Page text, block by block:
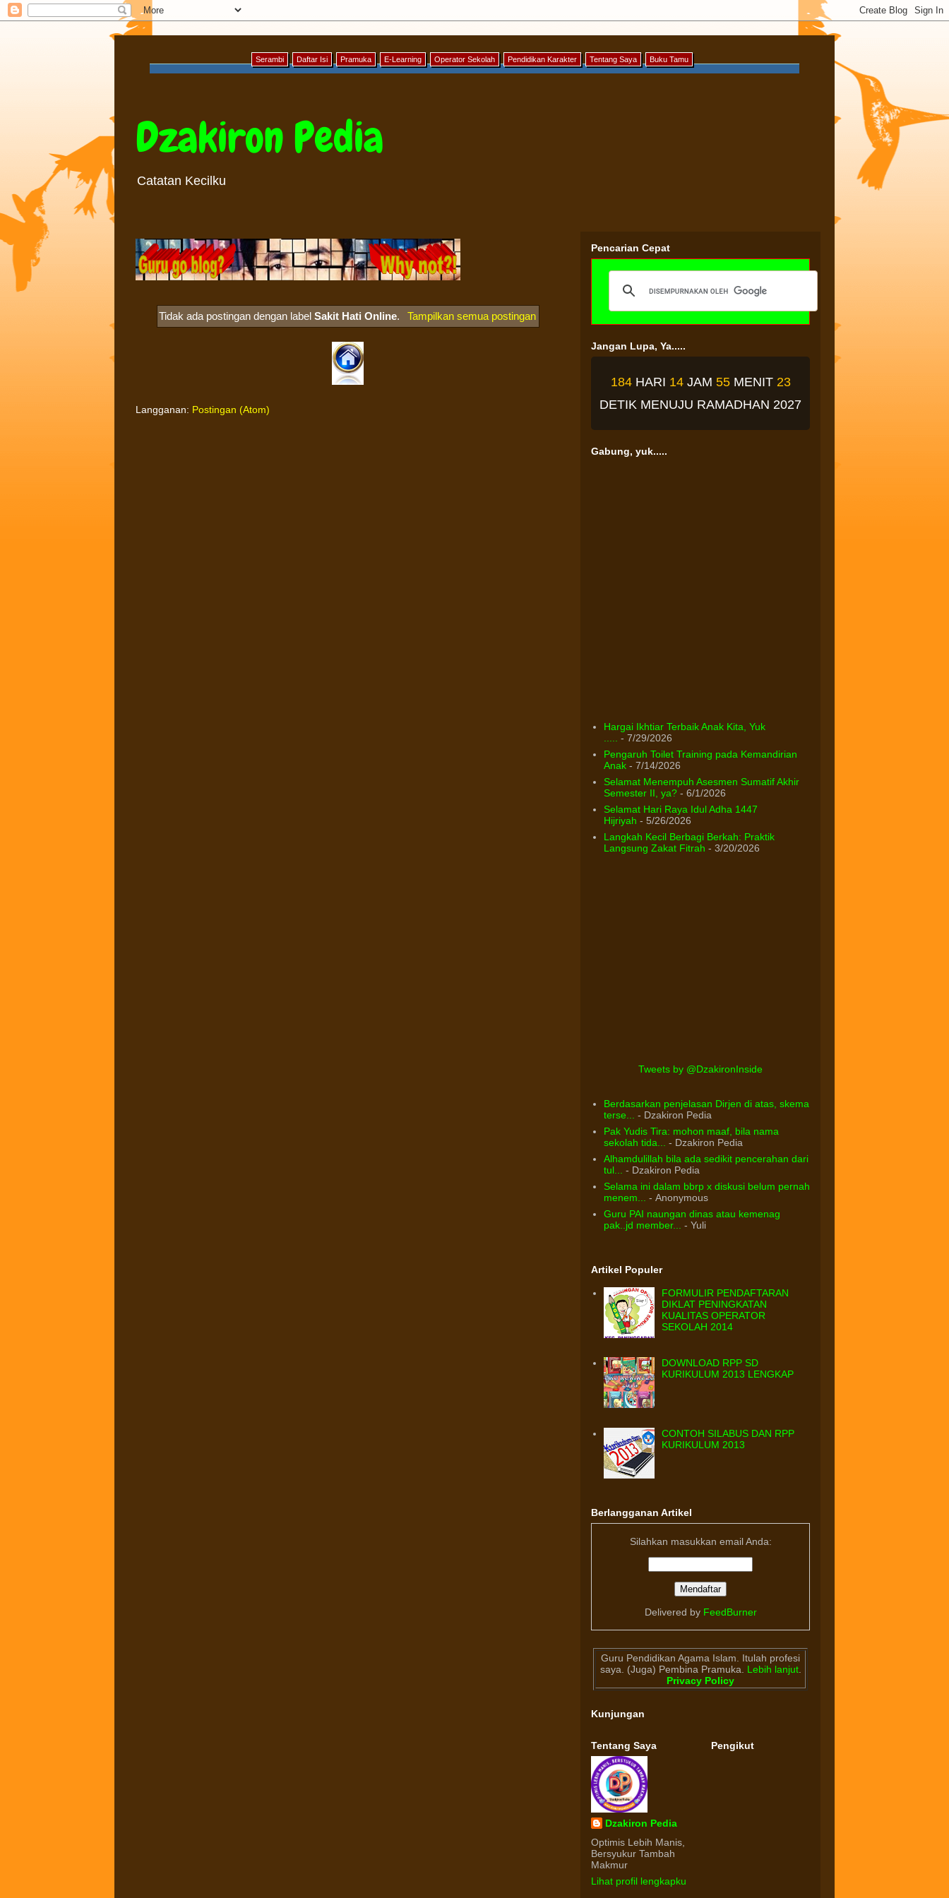
Serambi Daftar Isi Pramuka E-Learning Operator Sekolah Pendidikan Karakter Tentang Saya Buku Tamu
Dzakiron Pedia
Catatan Kecilku
Tidak ada postingan dengan labelSakit Hati Online. Tampilkan semua postingan
Langganan: Postingan (Atom)
Pencarian Cepat
Jangan Lupa, Ya.....
184 HARI 14 JAM 55 MENIT22
DETIK MENUJU RAMADHAN 2027
Gabung, yuk.....
Hargai Ikhtiar Terbaik Anak Kita, Yuk
- 7/29/2026
Pengaruh Toilet Training pada Kemandirian
Anak- 7/14/2026
Selamat Menempuh Asesmen Sumatif Akhir
Semester II, ya?- 6/1/2026
Selamat Hari Raya Idul Adha 1447
Hijriyah - 5/26/2026
Langkah Kecil Berbagi Berkah: Praktik
Langsung Zakat Fitrah - 3/20/2026
Tweets by @DzakironInside
Berdasarkan penjelasan Dirjen di atas, skema
terse...
- Dzakiron Pedia
Pak Yudis Tira: mohon maaf, bila nama
sekolah tida...
- Dzakiron Pedia
Alhamdulillah bila ada sedikit pencerahan dari
tul...
- Dzakiron Pedia
Selama ini dalam bbrp x diskusi belum pernah
menem...
- Anonymous
Guru PAI naungan dinas atau kemenag
pak..jd member...
- Yuli
Artikel Populer
FORMULIR PENDAFTARAN
DIKLAT PENINGKATAN
KUALITAS OPERATOR
SEKOLAH 2014
DOWNLOAD RPP SD
KURIKULUM 2013 LENGKAP
CONTOH SILABUS DAN RPP
KURIKULUM 2013
Berlangganan Artikel
Silahkan masukkan email Anda:
Delivered by FeedBurner
Guru Pendidikan Agama Islam. Itulah profesi
saya. (Juga) Pembina Pramuka.
Lebih lanjut.
Privacy Policy
Kunjungan
Tentang Saya
Dzakiron Pedia
Optimis Lebih Manis,
Bersyukur Tambah
Makmur
Lihat profil lengkapku
Pengikut